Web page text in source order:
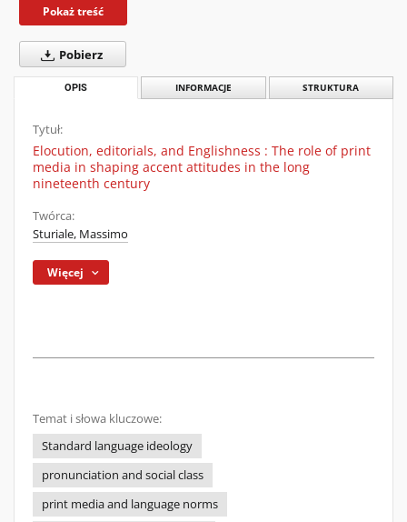
Pokaż treść
Pobierz
OPIS INFORMACJE STRUKTURA
Tytuł:
Elocution, editorials, and Englishness : The role of print
media in shaping accent attitudes in the long
nineteenth century
Twórca:
Sturiale, Massimo
Więcej
Temat i słowa kluczowe:
Standard language ideology
pronunciation and social class
print media and language norms